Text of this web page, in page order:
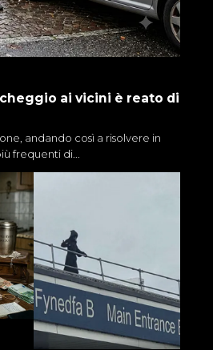
ai vicini è reato di
andando così a risolvere in
frequenti di...